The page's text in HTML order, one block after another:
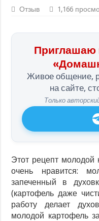
Отзыв 1,166
Приглашаю
Живое общение,
на сайте,
Только
Этот рецепт молодой
очень нравится:
запеченный в
(картофель даже
работу делает
молодой картофель